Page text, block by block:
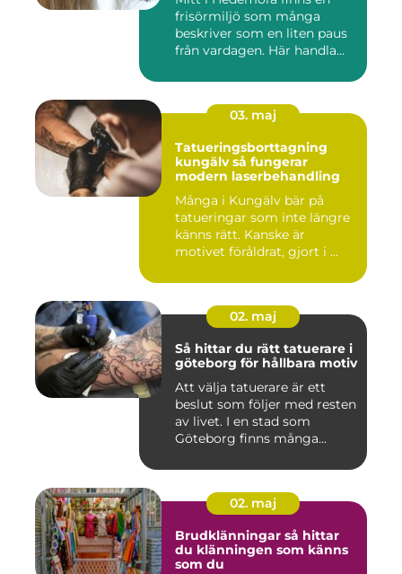
frisörmiljö som många
beskriver som en liten paus
från vardagen. Här handla...
03. maj
Tatueringsborttagning
kungälv så fungerar
modern laserbehandling
Många i Kungälv bär på
tatueringar som inte längre
känns rätt. Kanske är
motivet föråldrat, gjort i ...
02. maj
Så hittar du rätt tatuerare i
göteborg för hållbara motiv
Att välja tatuerare är ett
beslut som följer med resten
av livet. I en stad som
Göteborg finns många...
02. maj
Brudklänningar så hittar
du klänningen som känns
som du